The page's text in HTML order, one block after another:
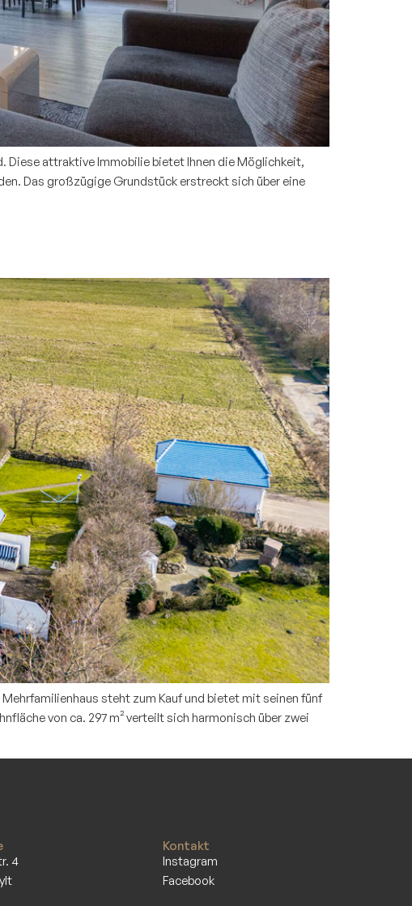
Diese attraktive Immobilie bietet Ihnen die Möglichkeit,
Das großzügige Grundstück erstreckt sich über eine
steht zum Kauf und bietet mit seinen fünf
von ca. 297 m² verteilt sich harmonisch über zwei
4
Kontakt
Instagram
Facebook